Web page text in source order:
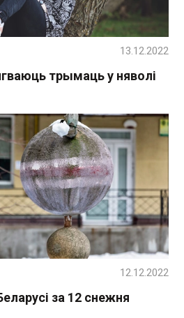
трымаць у няволі
13.12.2022
за 12 снежня
12.12.2022